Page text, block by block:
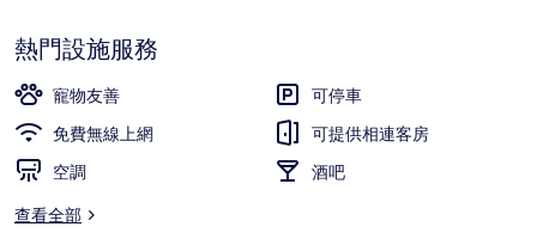
熱門設施服務
寵物友善
可停車
免費無線上網
可提供相連客房
空調
酒吧
查看全部